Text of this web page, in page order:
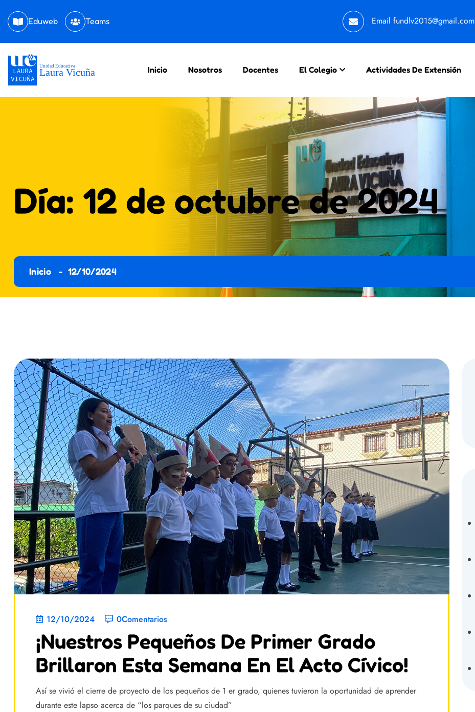
Eduweb Teams Email fundlv2015@gmail.com
Inicio Nosotros Docentes El Colegio Actividades De Extensión
Día: 12 de octubre de 2024
Inicio 12/10/2024
12/10/2024 0Comentarios
¡Nuestros Pequeños De Primer Grado
Brillaron Esta Semana En El Acto Cívico!
Así se vivió el cierre de proyecto de los pequeños de 1 er grado, quienes tuvieron la oportunidad de aprender
durante este lapso acerca de “los parques de su ciudad”